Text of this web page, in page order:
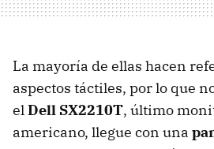
La mayoría de ellas hacen
aspectos táctiles, por lo que
elDell SX2210T, último
americano, llegue con una